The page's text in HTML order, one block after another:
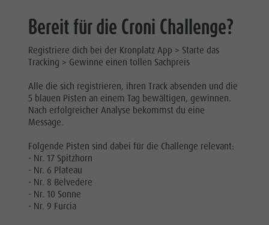
Bereit für die Croni Challenge?
Registriere dich bei der Kronplatz App > Starte das
Tracking > Gewinne einen tollen Sachpreis
Alle die sich registrieren, ihren Track absenden und die
5 blauen Pisten an einem Tag bewältigen, gewinnen.
Nach erfolgreicher Analyse bekommst du eine
Message.
Folgende Pisten sind dabei für die Challenge relevant:
- Nr. 17 Spitzhorn
- Nr. 6 Plateau
- Nr. 8 Belvedere
- Nr. 10 Sonne
- Nr. 9 Furcia